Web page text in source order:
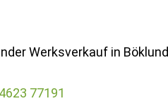
Werksverkauf in
77191